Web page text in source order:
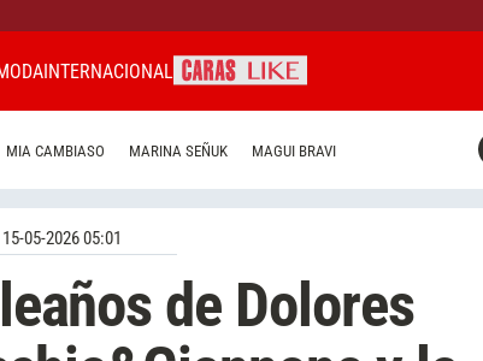
INTERNACIONAL
MIA CAMBIASO MARINA SEÑUK MAGUI BRAVI
15-05-2026 05:01
de Dolores